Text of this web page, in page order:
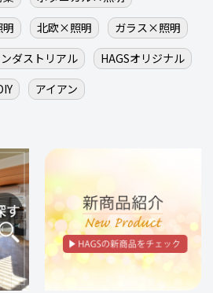
北欧×照明
ガラス×照明
ダストリアル
HAGSオリジナル
アイアン